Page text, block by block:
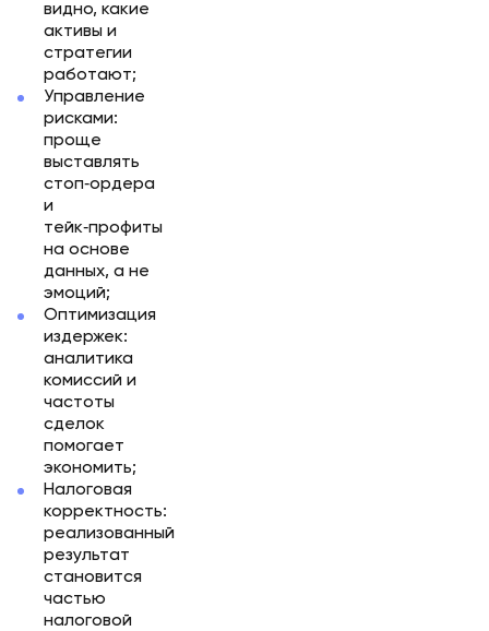
видно, какие
активы и
стратегии
работают;
Управление
рисками:
проще
выставлять
стоп‑ордера
и
тейк‑профиты
на основе
данных, а не
эмоций;
Оптимизация
издержек:
аналитика
комиссий и
частоты
сделок
помогает
экономить;
Налоговая
корректность:
реализованный
результат
становится
частью
налоговой